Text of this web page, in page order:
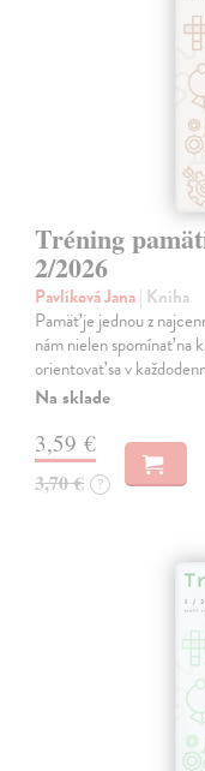
Tréning
2/2026
Pavlíková Jana| Kniha
Pamäť je jednou z
nám nielen spomínať na
orientovať sa v
Na sklade
3,59 €
3,70 € ?